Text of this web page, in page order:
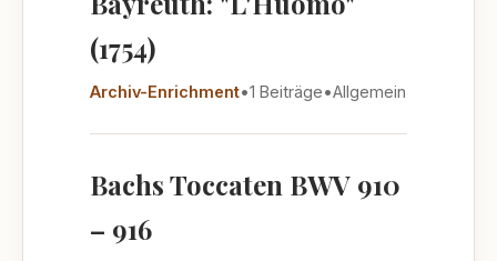
(1754)
Archiv-Enrichment•1 Beiträge•Allgemein
Bachs Toccaten BWV 910
– 916